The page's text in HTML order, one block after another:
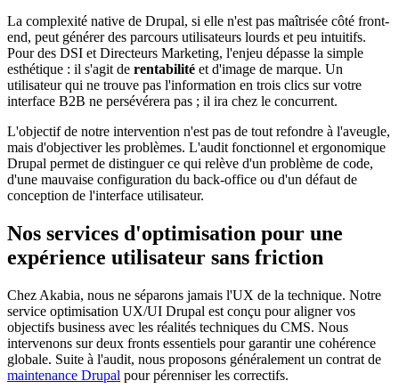
La complexité native de Drupal, si elle n'est pas maîtrisée côté front-
end, peut générer des parcours utilisateurs lourds et peu intuitifs.
Pour des DSI et Directeurs Marketing, l'enjeu dépasse la simple
esthétique : il s'agit de rentabilité et d'image de marque. Un
utilisateur qui ne trouve pas l'information en trois clics sur votre
interface B2B ne persévérera pas ; il ira chez le concurrent.
L'objectif de notre intervention n'est pas de tout refondre à l'aveugle,
mais d'objectiver les problèmes. L'audit fonctionnel et ergonomique
Drupal permet de distinguer ce qui relève d'un problème de code,
d'une mauvaise configuration du back-office ou d'un défaut de
conception de l'interface utilisateur.
Nos services d'optimisation pour une
expérience utilisateur sans friction
Chez Akabia, nous ne séparons jamais l'UX de la technique. Notre
service optimisation UX/UI Drupal est conçu pour aligner vos
objectifs business avec les réalités techniques du CMS. Nous
intervenons sur deux fronts essentiels pour garantir une cohérence
globale. Suite à l'audit, nous proposons généralement un contrat de
maintenance Drupal pour pérenniser les correctifs.